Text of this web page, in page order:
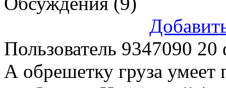
Пользователь 9347090 20
А обрешетку груза умеет